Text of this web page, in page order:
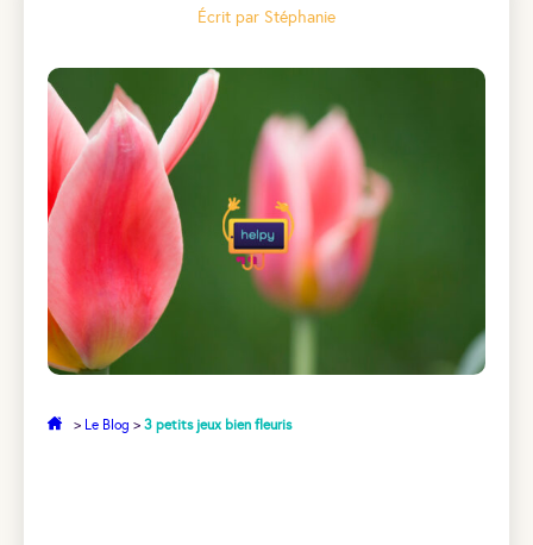
Écrit par Stéphanie
> Le Blog > 3 petits jeux bien fleuris